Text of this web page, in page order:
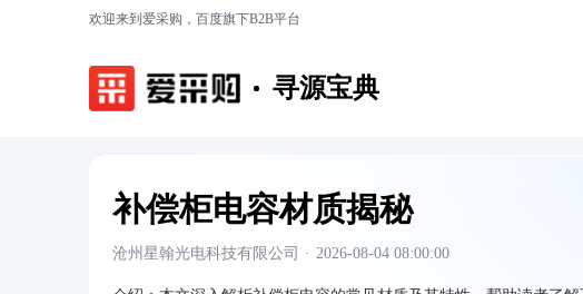
欢迎来到爱采购，百度旗下B2B平台
寻源宝典
补偿柜电容材质揭秘
沧州星翰光电科技有限公司 · 2026-08-04 08:00:00